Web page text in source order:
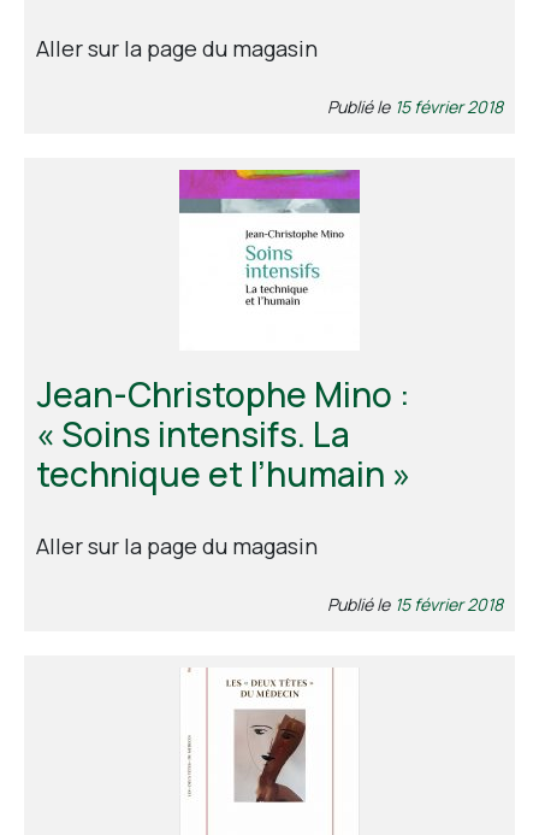
Aller sur la page du magasin
Publié le 15 février 2018
Jean-Christophe Mino :
« Soins intensifs. La
technique et l’humain »
Aller sur la page du magasin
Publié le 15 février 2018